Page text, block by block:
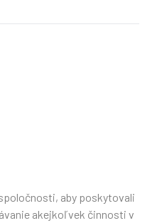
aby poskytovali
akejkoľvek činnosti v